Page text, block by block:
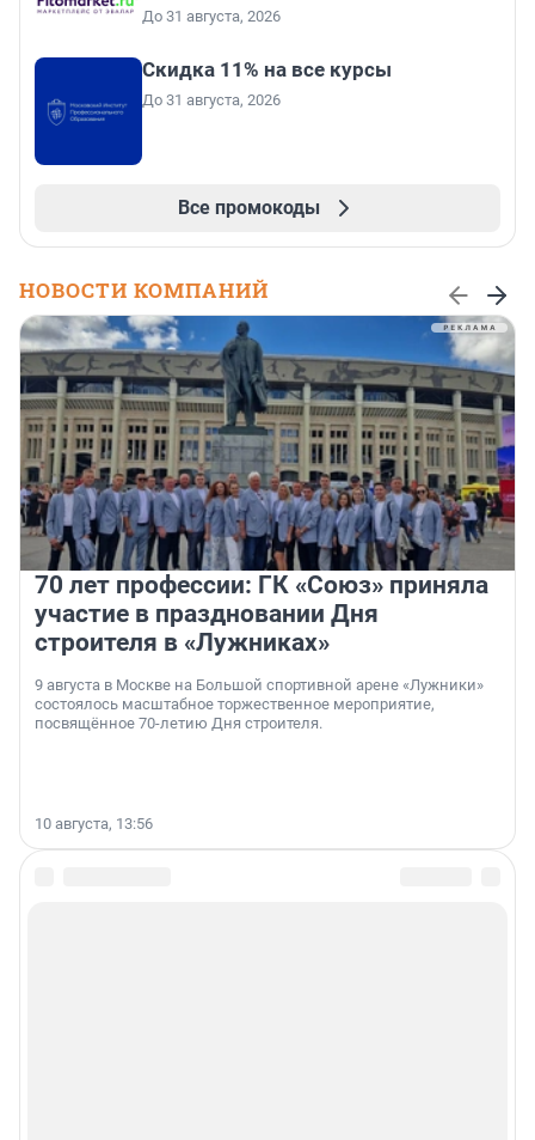
До 31 августа, 2026
Скидка 11% на все курсы
До 31 августа, 2026
Все промокоды
НОВОСТИ КОМПАНИЙ
70 лет профессии: ГК «Союз» приняла
участие в праздновании Дня
строителя в «Лужниках»
9 августа в Москве на Большой спортивной арене «Лужники»
состоялось масштабное торжественное мероприятие,
посвящённое 70-летию Дня строителя.
10 августа, 13:56